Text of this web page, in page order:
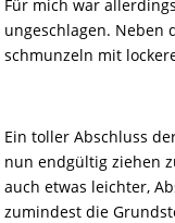
Für mich war
ungeschlagen. Neben
schmunzeln mit
Ein toller Abschluss
nun endgültig ziehen
auch etwas leichter,
zumindest die